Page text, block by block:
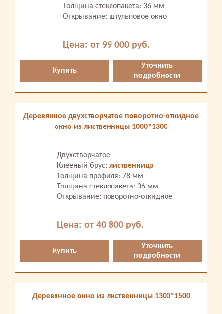
Толщина стеклопакета: 36 мм
Открывание: штульповое окно
Цена: от 99 000 руб.
Купить
Уточнить
подробности
Деревянное двухстворчатое поворотно-откидное
окно из лиственницы 1000*1300
Двухстворчатое
Клееный брус: лиственница
Толщина профиля: 78 мм
Толщина стеклопакета: 36 мм
Открывание: поворотно-откидное
Цена: от 40 800 руб.
Купить
Уточнить
подробности
Деревянное окно из лиственницы 1300*1500